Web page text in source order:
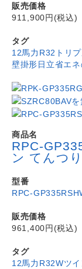
販売価格
911,900円(税込)
タグ
12馬力 R32 トリ
壁掛形日立省エ
商品名
RPC-
ン てんつ
型番
RPC-
販売価格
961,400円(税込)
タグ
12馬力 R32Wツイ